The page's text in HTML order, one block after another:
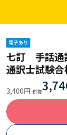
七訂 手話通
通訳士試験
3,400円